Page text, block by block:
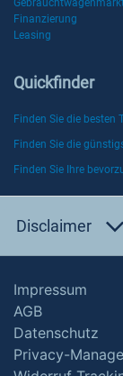
Finanzierung
Leasing
Quickfinder
Finden Sie die besten
Finden Sie die
Finden Sie Ihre
Disclaimer
Impressum
AGB
Datenschutz
Privacy-